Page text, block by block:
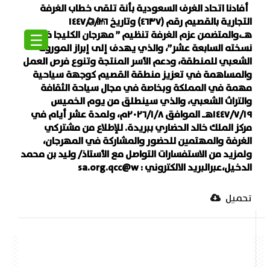
En
☰
أفادنا اتحاد الغرف السعودية بأنة تلقى خطاب الغرفة
التجارية بالقصيم رقم (٤٦٣٧) وتاريخ ١٤٤٧/٦/٢٦
هـ،والمتضمن عزم الغرفة تنظيم ” مهرجان الكليجا في
نسخته السابعة عشر”، والذي يهدف إلى إبراز الموروث
الشعبي للمنطقة، ودعم الأسر المنتجة وتنوع فرص العمل
والمساهمة في تعزيز منطقة القصيم كوجهة سياحية
مهمة في المملكة وبخاصة في مجال سياحة الثقافة
والتراث الشعبي، والذي سينطلق من يوم الخميس
١٤٤٧/٧/١٩هـ الموافق ٢٠٢٦/١/٨م، ولمدة عشر أيام في
مركز الملك خالد الحضاري ببريدة. للإطلاع من مشتركي
الغرفة والمهتمين للحضور والمشاركة في المهرجان،
ولمزيد من الاستفسارات التواصل مع الأستاذ/ وليد بن محمد
الدخيل،عبرالبريد الالكتروني : sa.org.qcc@w
تحميل